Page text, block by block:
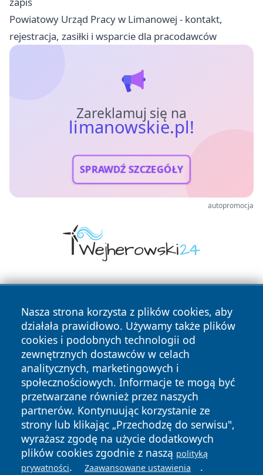
Powiatowy Urząd Pracy w Limanowej - kontakt,
rejestracja, zasiłki i wsparcie dla pracodawców
Zareklamuj się na
limanowskie.pl!
SPRAWDŹ SZCZEGÓŁY
autopromocja
Nasza strona korzysta z plików cookies, aby
działała prawidłowo. Używamy także plików
cookies i podobnych technologii od
zewnętrznych dostawców w celach
analitycznych, marketingowych i
społecznościowych. Informacje te mogą być
przetwarzane również przez naszych
partnerów. Kontynuując korzystanie ze
strony lub klikając „Przechodzę do serwisu",
wyrażasz zgodę na użycie dodatkowych
plików cookies zgodnie z naszą polityką
prywatności. Zaawansowane ustawienia .
Copyright © 2026 limanowskie.pl Wszystkie prawa
zastrzeżone.
News Autorzy
Polityka
Prywatności
Polityka
Cookies